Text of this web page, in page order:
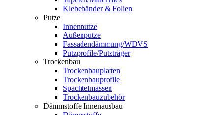
Klebebänder & Folien
Putze
Innenputze
Außenputze
Fassadendämmung/WDVS
Putzprofile/Putzträger
Trockenbau
Trockenbauplatten
Trockenbauprofile
Spachtelmassen
Trockenbauzubehör
Dämmstoffe Innenausbau